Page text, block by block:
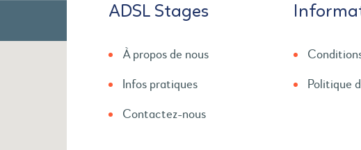
ADSL Stages
À propos de nous
Infos pratiques
Contactez-nous
Politique